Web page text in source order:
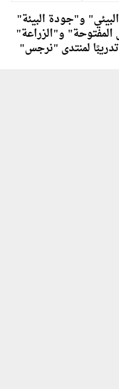
و"جودة البيئة"
و"الزراعة"
لمنتدى "نرجس"